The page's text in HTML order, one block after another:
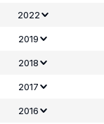
2022
2019
2018
2017
2016